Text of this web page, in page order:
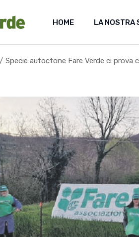
HOME LA NOSTRA
Specie autoctone Fare Verde ci prova